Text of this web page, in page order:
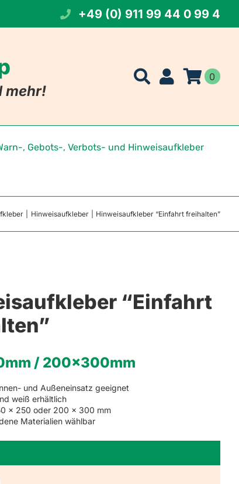
+49 (0) 911 99 44 0 99 4
mehr!
0
, Gebots-, Verbots- und Hinweisaufkleber
Hinweisaufkleber Hinweisaufkleber “Einfahrt freihalten”
“Einfahrt
/ 200x300mm
und Außeneinsatz geeignet
weiß erhältlich
x 250 oder 200 x 300 mm
Materialien wählbar